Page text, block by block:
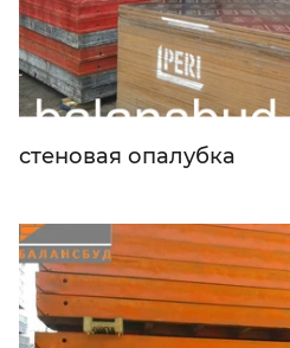
стеновая опалубка